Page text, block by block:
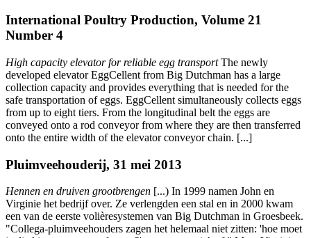
International Poultry Production, Volume 21
Number 4
High capacity elevator for reliable egg transportThe newly
developed elevator EggCellent from Big Dutchman has a large
collection capacity and provides everything that is needed for the
safe transportation of eggs. EggCellent simultaneously collects eggs
from up to eight tiers. From the longitudinal belt the eggs are
conveyed onto a rod conveyor from where they are then transferred
onto the entire width of the elevator conveyor chain. [...]
Pluimveehouderij, 31 mei 2013
Hennen en druiven grootbrengen [...) In 1999 namen John en
Virginie het bedrijf over. Ze verlengden een stal en in 2000 kwam
een van de eerste volièresystemen van Big Dutchman in Groesbeek.
"Collega-pluimveehouders zagen het helemaal niet zitten: 'hoe moet